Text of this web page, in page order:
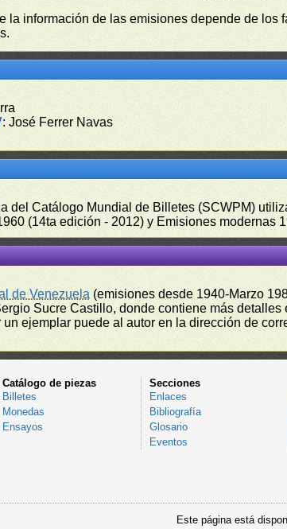
la información de las emisiones depende de
: José Ferrer Navas
del Catálogo Mundial de Billetes (SCWPM)
(14ta edición - 2012) y Emisiones modernas
de Venezuela (emisiones desde 1940-Marzo
Sucre Castillo, donde contiene más
ejemplar puede al autor en la dirección de
Catálogo de piezas
Billetes
Monedas
Ensayos
Secciones
Enlaces
Bibliografía
Glosario
Eventos
Este página está